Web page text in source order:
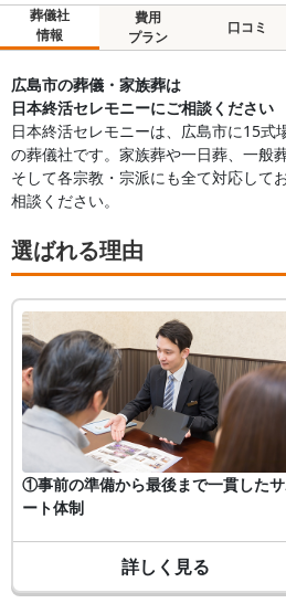
葬儀社
情報
費用
プラン
口コミ
広島市の葬儀・家族葬は
日本終活セレモニーにご相談ください
日本終活セレモニーは、広島市に15式
の葬儀社です。家族葬や一日葬、一般
そして各宗教・宗派にも全て対応して
相談ください。
選ばれる理由
①事前の準備から最後まで一貫した
ート体制
詳しく見る